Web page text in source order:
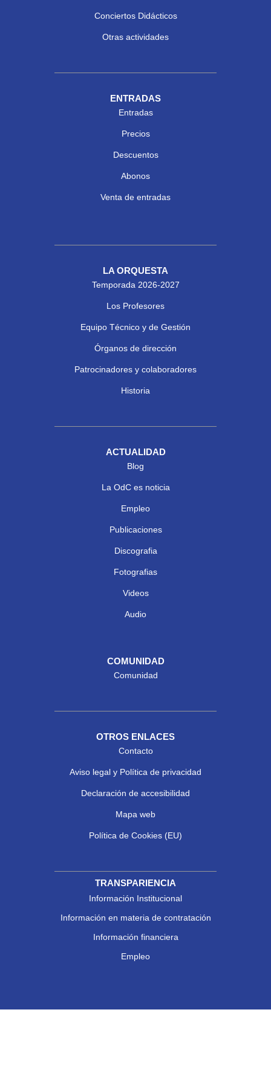
Conciertos Didácticos
Otras actividades
ENTRADAS
Entradas
Precios
Descuentos
Abonos
Venta de entradas
LA ORQUESTA
Temporada 2026-2027
Los Profesores
Equipo Técnico y de Gestión
Órganos de dirección
Patrocinadores y colaboradores
Historia
ACTUALIDAD
Blog
La OdC es noticia
Empleo
Publicaciones
Discografia
Fotografias
Videos
Audio
COMUNIDAD
Comunidad
OTROS ENLACES
Contacto
Aviso legal y Política de privacidad
Declaración de accesibilidad
Mapa web
Política de Cookies (EU)
TRANSPARIENCIA
Información Institucional
Información en materia de contratación
Información financiera
Empleo